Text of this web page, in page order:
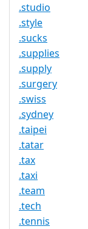
.studio
.style
.sucks
.supplies
.supply
.surgery
.swiss
.sydney
.taipei
.tatar
.tax
.taxi
.team
.tech
.tennis